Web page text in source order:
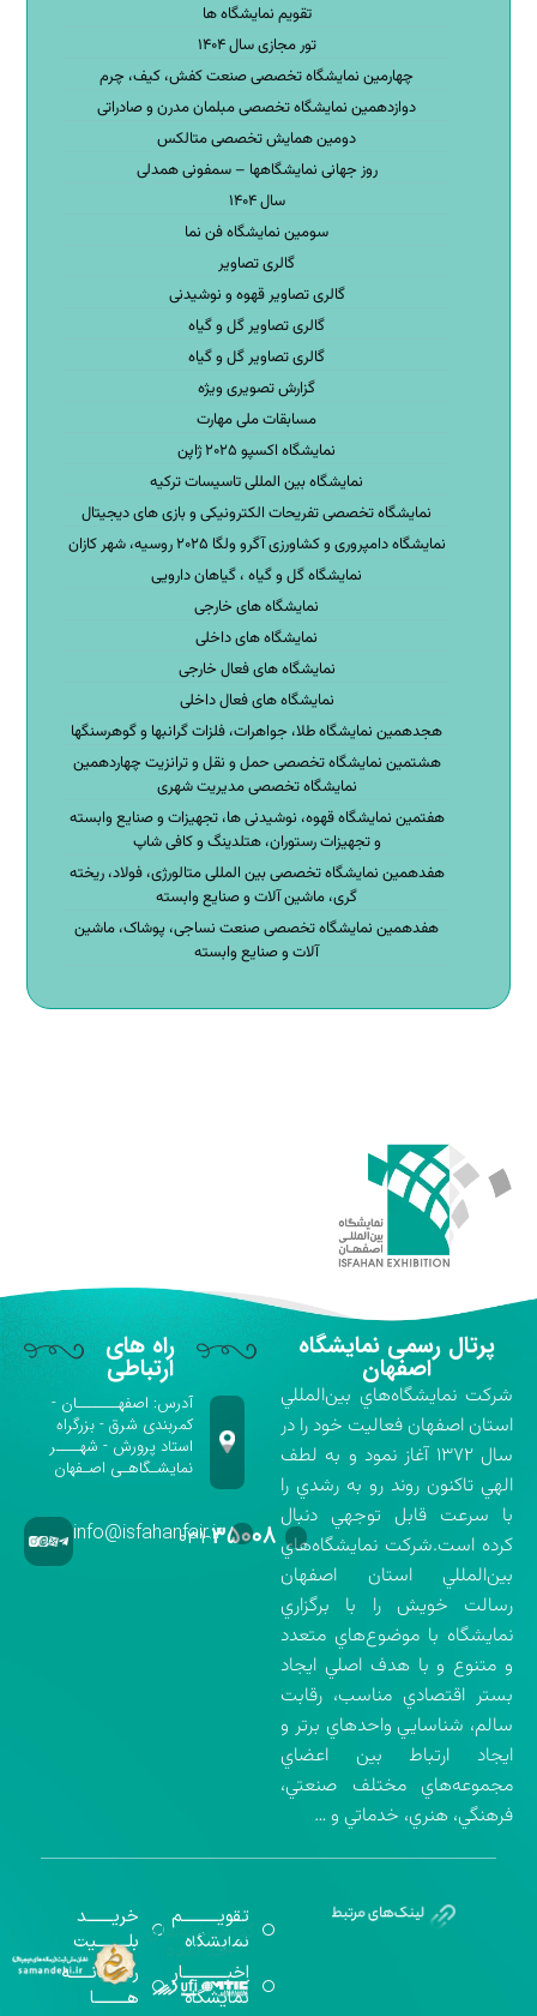
تقویم نمایشگاه ها
تور مجازی سال ۱۴۰۴
چهارمین نمایشگاه تخصصی صنعت کفش، کیف، چرم
دوازدهمین نمایشگاه تخصصی مبلمان مدرن و صادراتی
دومین همایش تخصصی متالکس
روز جهانی نمایشگاهها – سمفونی همدلی
سال ۱۴۰۴
سومین نمایشگاه فن نما
گالری تصاویر
گالری تصاویر قهوه و نوشیدنی
گالری تصاویر گل و گیاه
گالری تصاویر گل و گیاه
گزارش تصویری ویژه
مسابقات ملی مهارت
نمایشگاه اکسپو ۲۰۲۵ ژاپن
نمایشگاه بین المللی تاسیسات ترکیه
نمایشگاه تخصصی تفریحات الکترونیکی و بازی های دیجیتال
نمایشگاه دامپروری و کشاورزی آگرو ولگا ۲۰۲۵ روسیه، شهر کازان
نمایشگاه گل و گیاه ، گیاهان دارویی
نمایشگاه های خارجی
نمایشگاه های داخلی
نمایشگاه های فعال خارجی
نمایشگاه های فعال داخلی
هجدهمین نمایشگاه طلا، جواهرات، فلزات گرانبها و گوهرسنگها
هشتمین نمایشگاه تخصصی حمل و نقل و ترانزیت چهاردهمین
نمایشگاه تخصصی مدیریت شهری
هفتمین نمایشگاه قهوه، نوشیدنی ها، تجهیزات و صنایع وابسته
و تجهیزات رستوران، هتلدینگ و کافی شاپ
هفدهمین نمایشگاه تخصصی بین المللی متالورژی، فولاد، ریخته
گری، ماشین آلات و صنایع وابسته
هفدهمین نمایشگاه تخصصی صنعت نساجی، پوشاک، ماشین
آلات و صنایع وابسته
پرتال رسمی نمایشگاه
اصفهان
شركت نمايشگاه‌هاي بين‌المللي
استان اصفهان فعاليت خود را در
سال ۱۳۷۲ آغاز نمود و به لطف
الهي تاكنون روند رو به رشدي را
با سرعت قابل توجهي دنبال
كرده است.شركت نمايشگاه‌هاي
بين‌المللي استان اصفهان
رسالت خويش را با برگزاري
نمايشگاه با موضوع‌هاي متعدد
و متنوع و با هدف اصلي ايجاد
بستر اقتصادي مناسب، رقابت
سالم، شناسايي واحدهاي برتر و
ايجاد ارتباط بين اعضاي
مجموعه‌هاي مختلف صنعتي،
فرهنگي، هنري، خدماتي و …
راه های
ارتباطی
آدرس: اصفهـــــــان -
کمربندی شرق - بزرگراه
استاد پرورش - شهــــر
نمایشـگاهـی اصـفهان
۰۳۱-۳۵۰۰۸info@isfahanfair.ir
تقویــــــــــم
نمایشگاه
اخبــــــــــــار
نمایشگاه
خریـــــــد
بلـــــــــیت
رســـــانــــــه
هـــــــــا
گواهینامه‌های
اخذ شده